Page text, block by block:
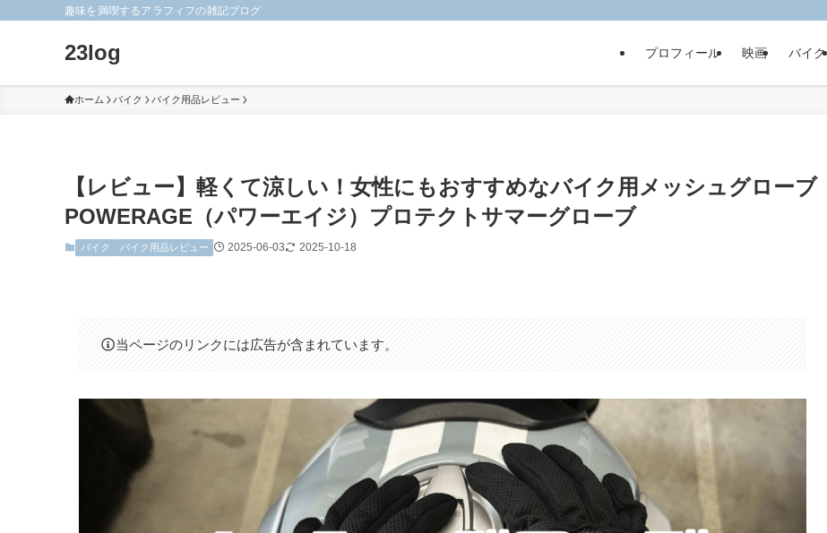
趣味を満喫するアラフィフの雑記ブログ
23log プロフィール 映画 バイク
ホーム バイク バイク用品レビュー
【レビュー】軽くて涼しい！女性にもおすすめなバイク用メッシュグローブ
POWERAGE（パワーエイジ）プロテクトサマーグローブ
バイク バイク用品レビュー 2025-06-03 2025-10-18
当ページのリンクには広告が含まれています。